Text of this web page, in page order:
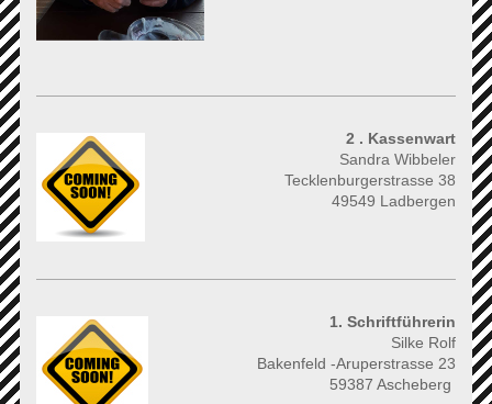
2 . Kassenwart
Sandra Wibbeler
Tecklenburgerstrasse 38
49549 Ladbergen
1. Schriftführerin
Silke Rolf
Bakenfeld -Aruperstrasse 23
59387 Ascheberg